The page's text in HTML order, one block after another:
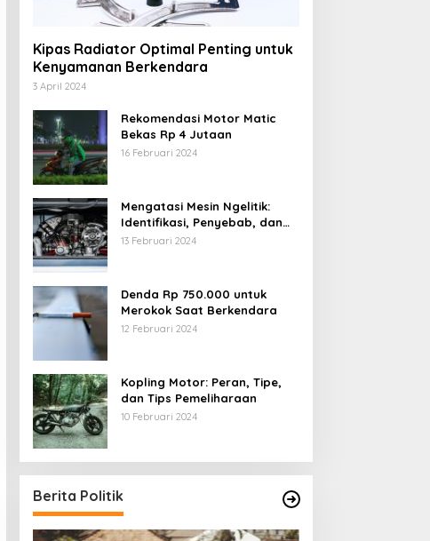
Kipas Radiator Optimal Penting untuk
Kenyamanan Berkendara
3 April 2024
Rekomendasi Motor Matic
Bekas Rp 4 Jutaan
16 Februari 2024
Mengatasi Mesin Ngelitik:
Identifikasi, Penyebab, dan
Solusi
13 Februari 2024
Denda Rp 750.000 untuk
Merokok Saat Berkendara
12 Februari 2024
Kopling Motor: Peran, Tipe,
dan Tips Pemeliharaan
10 Februari 2024
Berita Politik